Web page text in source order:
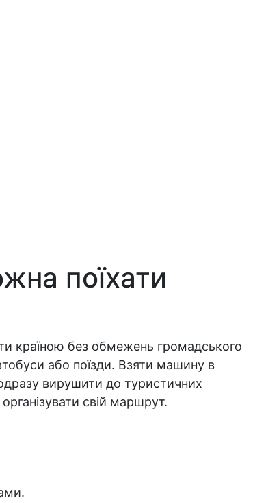
поїхати
країною без обмежень громадського
або поїзди. Взяти машину в
вирушити до туристичних
свій маршрут.